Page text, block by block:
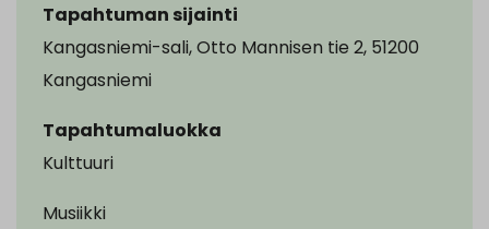
Tapahtuman sijainti
Kangasniemi-sali, Otto Mannisen tie 2, 51200
Kangasniemi
Tapahtumaluokka
Kulttuuri
Musiikki